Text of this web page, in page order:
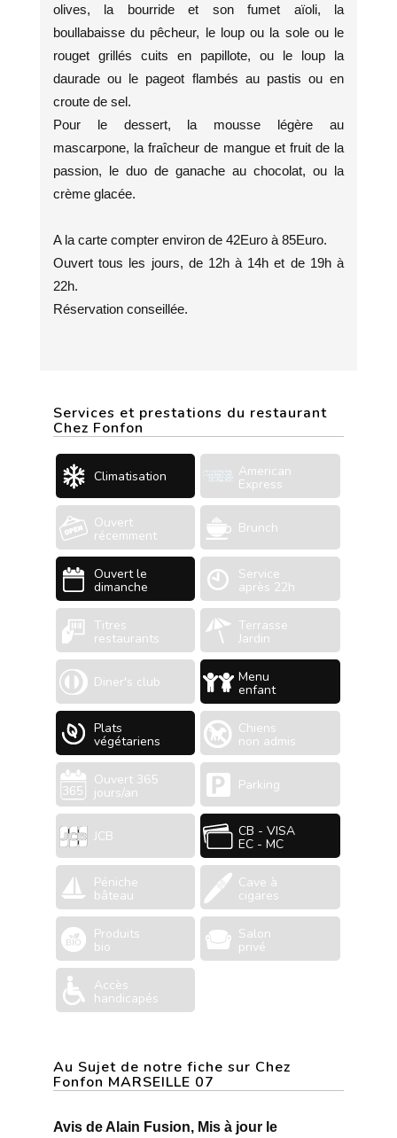
olives, la bourride et son fumet aïoli, la
boullabaisse du pêcheur, le loup ou la sole ou le
rouget grillés cuits en papillote, ou le loup la
daurade ou le pageot flambés au pastis ou en
croute de sel.
Pour le dessert, la mousse légère au
mascarpone, la fraîcheur de mangue et fruit de la
passion, le duo de ganache au chocolat, ou la
crème glacée.
A la carte compter environ de 42Euro à 85Euro.
Ouvert tous les jours, de 12h à 14h et de 19h à
22h.
Réservation conseillée.
Services et prestations du restaurant
Chez Fonfon
Climatisation American
Express
Ouvert
récemment Brunch
Ouvert le
dimanche
Service
après 22h
Titres
restaurants
Terrasse
Jardin
Diner's club Menu
enfant
Plats
végétariens
Chiens
non admis
Ouvert 365
jours/an Parking
JCB CB - VISA
EC - MC
Péniche
bâteau
Cave à
cigares
Produits
bio
Salon
privé
Accès
handicapés
Au Sujet de notre fiche sur Chez
Fonfon MARSEILLE 07
Avis de Alain Fusion, Mis à jour le